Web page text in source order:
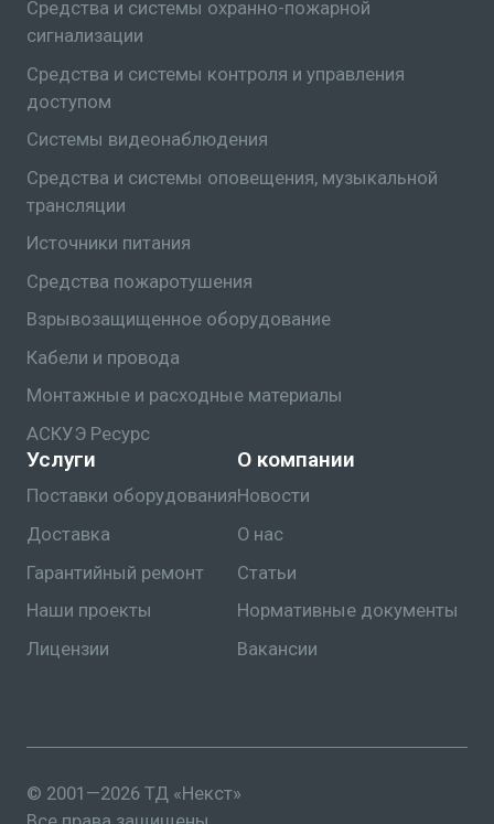
Средства и системы охранно-пожарной
сигнализации
Средства и системы контроля и управления
доступом
Системы видеонаблюдения
Средства и системы оповещения, музыкальной
трансляции
Источники питания
Средства пожаротушения
Взрывозащищенное оборудование
Кабели и провода
Монтажные и расходные материалы
АСКУЭ Ресурс
Услуги
Поставки оборудования
Доставка
Гарантийный ремонт
Наши проекты
Лицензии
О компании
Новости
О нас
Статьи
Нормативные документы
Вакансии
© 2001—2026 ТД «Некст»